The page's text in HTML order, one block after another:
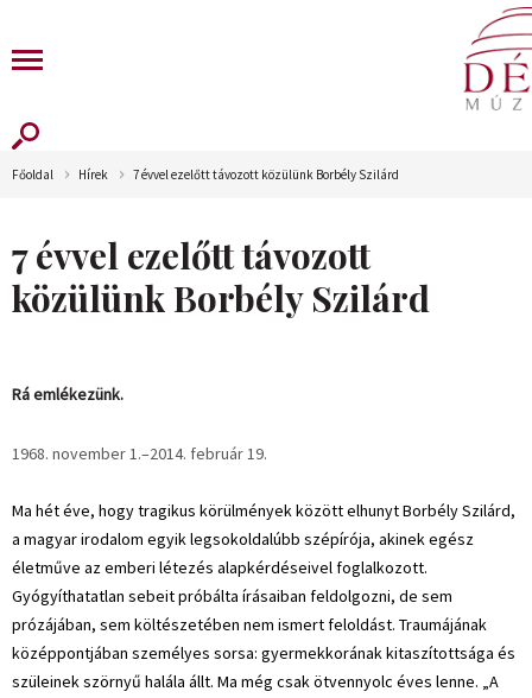
Főoldal Hírek 7 évvel ezelőtt távozott közülünk Borbély Szilárd
7 évvel ezelőtt távozott
közülünk Borbély Szilárd
Rá emlékezünk.
1968. november 1.–2014. február 19.
Ma hét éve, hogy tragikus körülmények között elhunyt Borbély Szilárd,
a magyar irodalom egyik legsokoldalúbb szépírója, akinek egész
életműve az emberi létezés alapkérdéseivel foglalkozott.
Gyógyíthatatlan sebeit próbálta írásaiban feldolgozni, de sem
prózájában, sem költészetében nem ismert feloldást. Traumájának
középpontjában személyes sorsa: gyermekkorának kitaszítottsága és
szüleinek szörnyű halála állt. Ma még csak ötvennyolc éves lenne. „A